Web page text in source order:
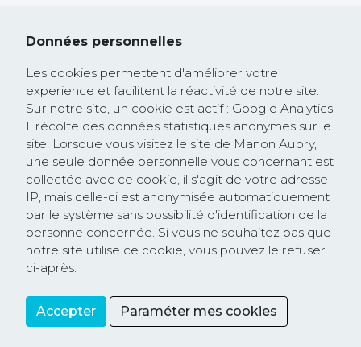
Partager
Trump veut prendre le contrôle de Gaza !
26 février 2025
Communiqué de presse : la Commission
européenne rejoint la course à la
dérégulation lancée par les Etats-Unis et
saccage les textes protégeant les droits
humains et l’environnement
Données personnelles
Les cookies permettent d'améliorer votre
experience et facilitent la réactivité de notre site.
Sur notre site, un cookie est actif : Google Analytics.
Il récolte des données statistiques anonymes sur le
site. Lorsque vous visitez le site de Manon Aubry,
une seule donnée personnelle vous concernant est
collectée avec ce cookie, il s'agit de votre adresse
IP, mais celle-ci est anonymisée automatiquement
par le système sans possibilité d'identification de la
personne concernée. Si vous ne souhaitez pas que
notre site utilise ce cookie, vous pouvez le refuser
ci-après.
Accepter Paraméter mes cookies